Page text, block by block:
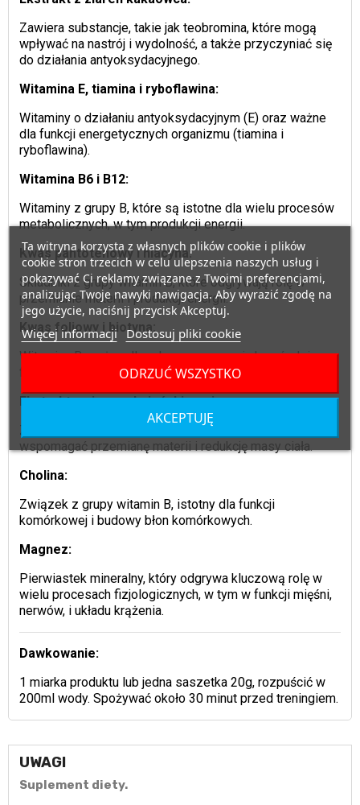
Zawiera substancje, takie jak teobromina, które mogą
wpływać na nastrój i wydolność, a także przyczyniać się
do działania antyoksydacyjnego.
Witamina E, tiamina i ryboflawina:
Witaminy o działaniu antyoksydacyjnym (E) oraz ważne
dla funkcji energetycznych organizmu (tiamina i
ryboflawina).
Witamina B6 i B12:
Witaminy z grupy B, które są istotne dla wielu procesów
metabolicznych, w tym produkcji energii.
Kwas pantotenowy i niacyna:
Składniki z grupy witamin B, które odgrywają rolę w
przemianie materii i produkcji energii.
Kwas foliowy i biotyna:
Witaminy B, ważne dla zdrowego rozwoju komórek i
funkcji układu nerwowego.
Ekstrakt z pieprzu kajeńskiego i czarnego:
Zawierają substancje, takie jak kapsaicyna, które mogą
wspomagać przemianę materii i redukcję masy ciała.
Cholina:
Związek z grupy witamin B, istotny dla funkcji
komórkowej i budowy błon komórkowych.
Magnez:
Pierwiastek mineralny, który odgrywa kluczową rolę w
wielu procesach fizjologicznych, w tym w funkcji mięśni,
nerwów, i układu krążenia.
Dawkowanie:
1 miarka produktu lub jedna saszetka 20g, rozpuścić w
200ml wody. Spożywać około 30 minut przed treningiem.
UWAGI
Suplement diety.
Ta witryna korzysta z własnych plików cookie i plików
cookie stron trzecich w celu ulepszenia naszych usług i
pokazywać Ci reklamy związane z Twoimi preferencjami,
analizując Twoje nawyki nawigacja. Aby wyrazić zgodę na
jego użycie, naciśnij przycisk Akceptuj.
Więcej informacji Dostosuj pliki cookie
ODRZUĆ WSZYSTKO
AKCEPTUJĘ